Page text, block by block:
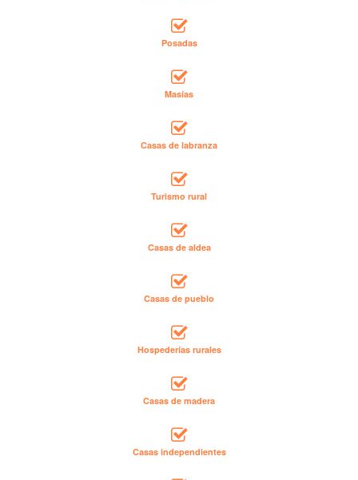
Posadas
Masías
Casas de labranza
Turismo rural
Casas de aldea
Casas de pueblo
Hospederías rurales
Casas de madera
Casas independientes